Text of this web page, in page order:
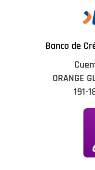
Banco de
ORANGE
191-